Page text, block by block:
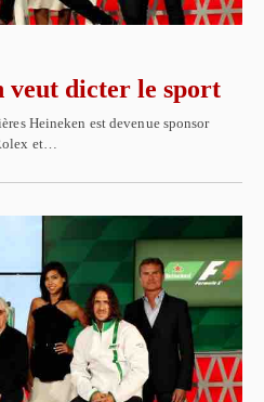
veut dicter le sport
Heineken est devenue sponsor
et…